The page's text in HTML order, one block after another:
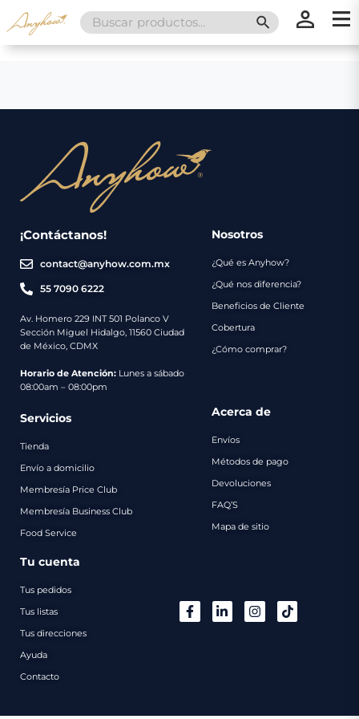
Search
for:
SEARCH
¡Contáctanos!
contact@anyhow.com.mx
55 7090 6222
Av. Homero 229 INT 501 Polanco V
Sección Miguel Hidalgo, 11560 Ciudad
de México, CDMX
Horario de Atención: Lunes a sábado
08:00am – 08:00pm
Nosotros
¿Qué es Anyhow?
¿Qué nos diferencia?
Beneficios de Cliente
Cobertura
¿Cómo comprar?
Servicios
Tienda
Envío a domicilio
Membresía Price Club
Membresía Business Club
Food Service
Acerca de
Envíos
Métodos de pago
Devoluciones
FAQ’S
Mapa de sitio
Tu cuenta
Tus pedidos
Tus listas
Tus direcciones
Ayuda
Contacto
Nosotros
Servicios
Envíos
Métodos
de
Catálogo
Regalos
Contacto